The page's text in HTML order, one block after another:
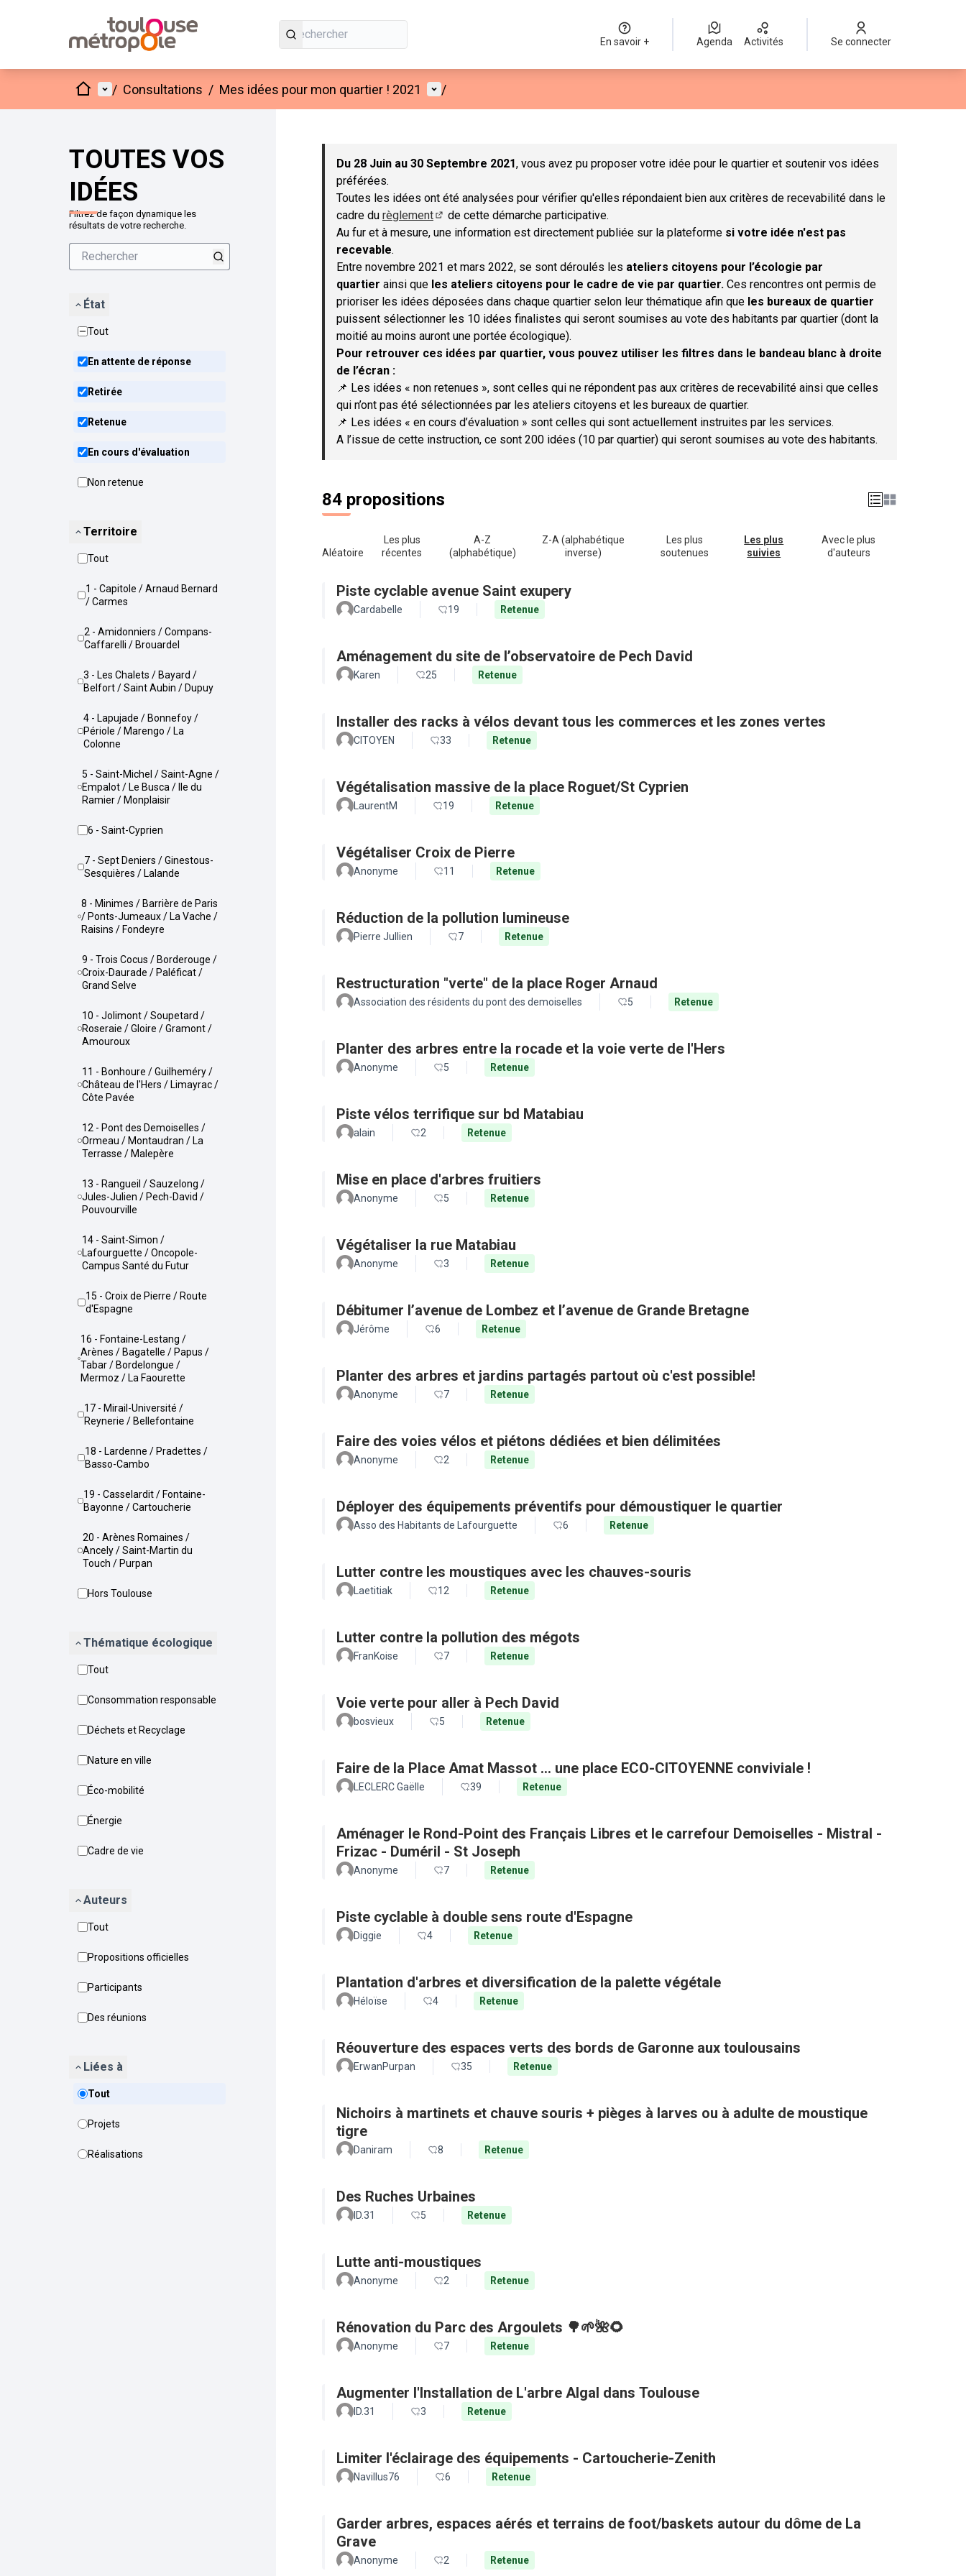
En savoir + Agenda Activités Se connecter
AccueilMenu principal
/ Consultations / Mes idées pour mon quartier ! 2021 Menu utilisateur
/
TOUTES VOS
IDÉES
Filtrez de façon dynamique les
résultats de votre recherche.
État
Tout
En attente de réponse
Retirée
Retenue
En cours d'évaluation
Non retenue
Territoire
Tout
1 - Capitole / Arnaud Bernard
/ Carmes
2 - Amidonniers / Compans-
Caffarelli / Brouardel
3 - Les Chalets / Bayard /
Belfort / Saint Aubin / Dupuy
4 - Lapujade / Bonnefoy /
Périole / Marengo / La
Colonne
5 - Saint-Michel / Saint-Agne /
Empalot / Le Busca / Ile du
Ramier / Monplaisir
6 - Saint-Cyprien
7 - Sept Deniers / Ginestous-
Sesquières / Lalande
8 - Minimes / Barrière de Paris
/ Ponts-Jumeaux / La Vache /
Raisins / Fondeyre
9 - Trois Cocus / Borderouge /
Croix-Daurade / Paléficat /
Grand Selve
10 - Jolimont / Soupetard /
Roseraie / Gloire / Gramont /
Amouroux
11 - Bonhoure / Guilheméry /
Château de l'Hers / Limayrac /
Côte Pavée
12 - Pont des Demoiselles /
Ormeau / Montaudran / La
Terrasse / Malepère
13 - Rangueil / Sauzelong /
Jules-Julien / Pech-David /
Pouvourville
14 - Saint-Simon /
Lafourguette / Oncopole-
Campus Santé du Futur
15 - Croix de Pierre / Route
d'Espagne
16 - Fontaine-Lestang /
Arènes / Bagatelle / Papus /
Tabar / Bordelongue /
Mermoz / La Faourette
17 - Mirail-Université /
Reynerie / Bellefontaine
18 - Lardenne / Pradettes /
Basso-Cambo
19 - Casselardit / Fontaine-
Bayonne / Cartoucherie
20 - Arènes Romaines /
Ancely / Saint-Martin du
Touch / Purpan
Hors Toulouse
Thématique écologique
Tout
Consommation responsable
Déchets et Recyclage
Nature en ville
Éco-mobilité
Énergie
Cadre de vie
Auteurs
Tout
Propositions officielles
Participants
Des réunions
Liées à
Tout
Projets
Réalisations
Passer la carte
Du 28 Juin au 30 Septembre 2021, vous avez pu proposer votre idée pour le quartier et soutenir vos idées
préférées.
Toutes les idées ont été analysées pour vérifier qu'elles répondaient bien aux critères de recevabilité dans le
cadre du règlement
(S'ouvre dans un nouvel onglet)
de cette démarche participative.
Au fur et à mesure, une information est directement publiée sur la plateforme si votre idée n'est pas
recevable.
Entre novembre 2021 et mars 2022, se sont déroulés les ateliers citoyens pour l’écologie par
quartier ainsi que les ateliers citoyens pour le cadre de vie par quartier. Ces rencontres ont permis de
prioriser les idées déposées dans chaque quartier selon leur thématique afin que les bureaux de quartier
puissent sélectionner les 10 idées finalistes qui seront soumises au vote des habitants par quartier (dont la
moitié au moins auront une portée écologique).
Pour retrouver ces idées par quartier, vous pouvez utiliser les filtres dans le bandeau blanc à droite
de l’écran :
📌 Les idées « non retenues », sont celles qui ne répondent pas aux critères de recevabilité ainsi que celles
qui n’ont pas été sélectionnées par les ateliers citoyens et les bureaux de quartier.
📌 Les idées « en cours d’évaluation » sont celles qui sont actuellement instruites par les services.
A l’issue de cette instruction, ce sont 200 idées (10 par quartier) qui seront soumises au vote des habitants.
84 propositions
Aléatoire
Les plus
récentes
A-Z
(alphabétique)
Z-A (alphabétique
inverse)
Les plus
soutenues
Les plus
suivies
Avec le plus
d'auteurs
Piste cyclable avenue Saint exupery
Cardabelle 19 Retenue
Aménagement du site de l’observatoire de Pech David
Karen 25 Retenue
Installer des racks à vélos devant tous les commerces et les zones vertes
CITOYEN 33 Retenue
Végétalisation massive de la place Roguet/St Cyprien
LaurentM 19 Retenue
Végétaliser Croix de Pierre
Anonyme 11 Retenue
Réduction de la pollution lumineuse
Pierre Jullien 7 Retenue
Restructuration "verte" de la place Roger Arnaud
Association des résidents du pont des demoiselles 5 Retenue
Planter des arbres entre la rocade et la voie verte de l'Hers
Anonyme 5 Retenue
Piste vélos terrifique sur bd Matabiau
alain 2 Retenue
Mise en place d'arbres fruitiers
Anonyme 5 Retenue
Végétaliser la rue Matabiau
Anonyme 3 Retenue
Débitumer l’avenue de Lombez et l’avenue de Grande Bretagne
Jérôme 6 Retenue
Planter des arbres et jardins partagés partout où c'est possible!
Anonyme 7 Retenue
Faire des voies vélos et piétons dédiées et bien délimitées
Anonyme 2 Retenue
Déployer des équipements préventifs pour démoustiquer le quartier
Asso des Habitants de Lafourguette 6 Retenue
Lutter contre les moustiques avec les chauves-souris
Laetitiak 12 Retenue
Lutter contre la pollution des mégots
FranKoise 7 Retenue
Voie verte pour aller à Pech David
bosvieux 5 Retenue
Faire de la Place Amat Massot ... une place ECO-CITOYENNE conviviale !
LECLERC Gaëlle 39 Retenue
Aménager le Rond-Point des Français Libres et le carrefour Demoiselles - Mistral -
Frizac - Duméril - St Joseph
Anonyme 7 Retenue
Piste cyclable à double sens route d'Espagne
Diggie 4 Retenue
Plantation d'arbres et diversification de la palette végétale
Héloïse 4 Retenue
Réouverture des espaces verts des bords de Garonne aux toulousains
ErwanPurpan 35 Retenue
Nichoirs à martinets et chauve souris + pièges à larves ou à adulte de moustique
tigre
Daniram 8 Retenue
Des Ruches Urbaines
ID.31 5 Retenue
Lutte anti-moustiques
Anonyme 2 Retenue
Rénovation du Parc des Argoulets 🌳🌱🌺🌻
Anonyme 7 Retenue
Augmenter l'Installation de L'arbre Algal dans Toulouse
ID.31 3 Retenue
Limiter l'éclairage des équipements - Cartoucherie-Zenith
Navillus76 6 Retenue
Garder arbres, espaces aérés et terrains de foot/baskets autour du dôme de La
Grave
Anonyme 2 Retenue